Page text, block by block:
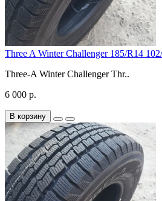
Three A Winter Challenger 185/R14
Three-A Winter Challenger Thr..
6 000 р.
В корзину